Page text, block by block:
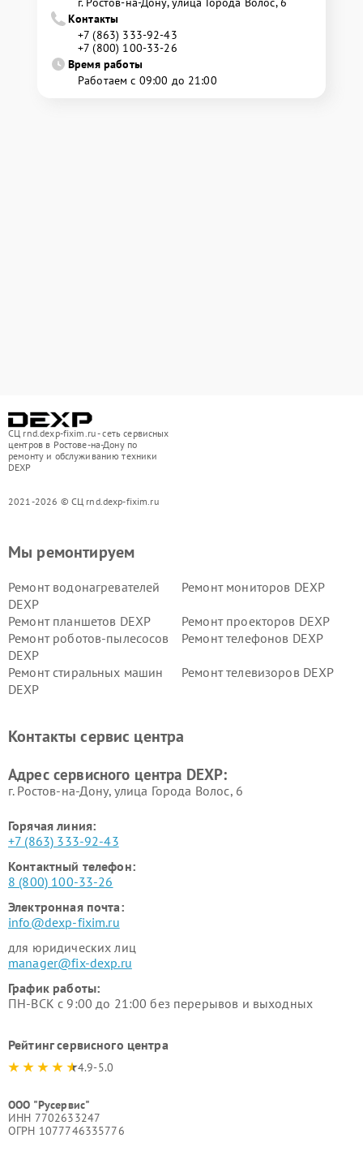
Контакты
+7 (863) 333-92-43
+7 (800) 100-33-26
Время работы
Работаем с 09:00 до 21:00
СЦ rnd.dexp-fixim.ru - сеть сервисных
центров в Ростове-на-Дону по
ремонту и обслуживанию техники
DEXP
2021-2026 © СЦ rnd.dexp-fixim.ru
Мы ремонтируем
Ремонт водонагревателей
DEXP
Ремонт мониторов DEXP
Ремонт планшетов DEXP
Ремонт проекторов DEXP
Ремонт роботов-пылесосов
DEXP
Ремонт телефонов DEXP
Ремонт стиральных машин
DEXP
Ремонт телевизоров DEXP
Ремонт серверов DEXP
Ремонт мини пк DEXP
Контакты сервис центра
Адрес сервисного центра DEXP:
г. Ростов-на-Дону, улица Города Волос, 6
Горячая линия:
+7 (863) 333-92-43
Контактный телефон:
8 (800) 100-33-26
Электронная почта:
info@dexp-fixim.ru
для юридических лиц
manager@fix-dexp.ru
График работы:
ПН-ВСК с 9:00 до 21:00 без перерывов и выходных
Рейтинг сервисного центра
4.9-5.0
ООО "Русервис"
ИНН 7702633247
ОГРН 1077746335776